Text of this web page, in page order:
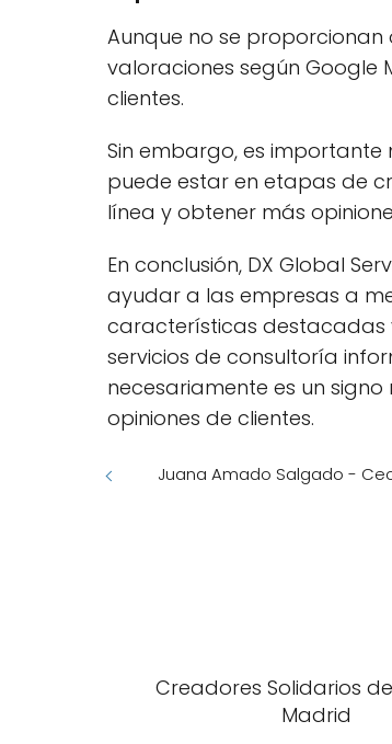
Aunque no se proporcionan
valoraciones según Google
clientes.
Sin embargo, es
puede estar en etapas de
línea y obtener más
En conclusión, DX Global
ayudar a las empresas a
características destacadas
servicios de consultoría
necesariamente es un
opiniones de clientes.
Juana Amado Salgado -
Creadores Solidarios
Madrid